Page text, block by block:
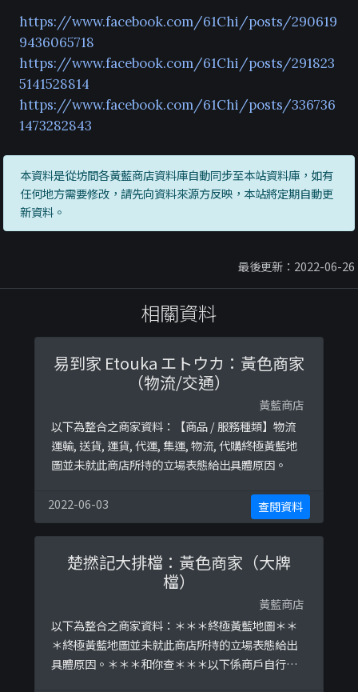
https://www.facebook.com/61Chi/posts/290619
9436065718
https://www.facebook.com/61Chi/posts/291823
5141528814
https://www.facebook.com/61Chi/posts/336736
1473282843
本資料是從坊間各黃藍商店資料庫自動同步至本站資料庫，如有
任何地方需要修改，請先向資料來源方反映，本站將定期自動更
新資料。
最後更新：2022-06-26
相關資料
易到家 Etouka エトウカ：黃色商家
（物流/交通）
黃藍商店
以下為整合之商家資料：【商品 / 服務種類】物流
運輸, 送貨, 運貨, 代運, 集運, 物流, 代購終極黃藍地
圖並未就此商店所持的立場表態給出具體原因。
2022-06-03 查閱資料
楚撚記大排檔：黃色商家（大牌
檔）
黃藍商店
以下為整合之商家資料：＊＊＊終極黃藍地圖＊＊
＊終極黃藍地圖並未就此商店所持的立場表態給出
具體原因。＊＊＊和你查＊＊＊以下係商戶自行提